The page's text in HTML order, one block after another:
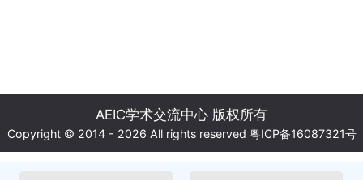
AEIC学术交流中心 版权所有
Copyright © 2014 - 2026 All rights reserved 粤ICP备16087321号